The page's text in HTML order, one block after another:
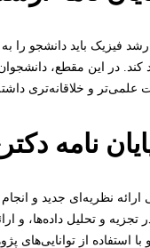
ارشد فیزیک باید دانشجو
در این مقطع،
علمی‌تر و خلاقانه‌تری
نامه
ارائه نظریه‌ای جدید و
تجزیه و تحلیل داده‌ها،
از توانایی‌های